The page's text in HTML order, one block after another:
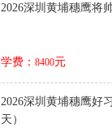
2026深圳黄埔穗鹰将
学费： 8400元
2026深圳黄埔穗鹰好
天）